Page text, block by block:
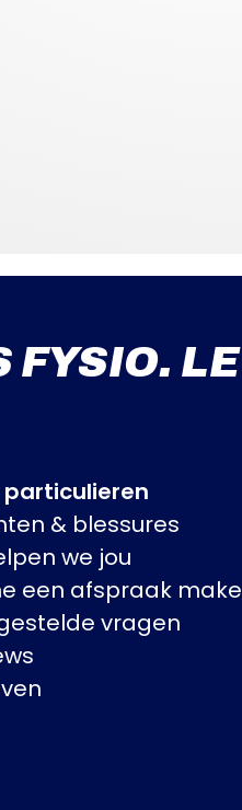
FYSIO.
particulieren
& blessures
we jou
een afspraak
vragen